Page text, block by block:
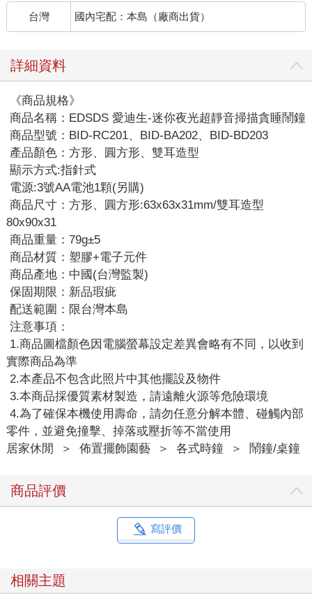
台灣 國內宅配：本島（廠商出貨）
詳細資料
《商品規格》
商品名稱：EDSDS 愛迪生-迷你夜光超靜音掃描貪睡鬧鐘
商品型號：BID-RC201、BID-BA202、BID-BD203
產品顏色：方形、圓方形、雙耳造型
顯示方式:指針式
電源:3號AA電池1顆(另購)
商品尺寸：方形、圓方形:63x63x31mm/雙耳造型
80x90x31
商品重量：79g±5
商品材質：塑膠+電子元件
商品產地：中國(台灣監製)
保固期限：新品瑕疵
配送範圍：限台灣本島
注意事項：
1.商品圖檔顏色因電腦螢幕設定差異會略有不同，以收到
實際商品為準
2.本產品不包含此照片中其他擺設及物件
3.本商品採優質素材製造，請遠離火源等危險環境
4.為了確保本機使用壽命，請勿任意分解本體、碰觸內部
零件，並避免撞擊、掉落或壓折等不當使用
居家休閒
＞ 佈置擺飾園藝 ＞ 各式時鐘 ＞ 鬧鐘/桌鐘
商品評價
寫評價
相關主題